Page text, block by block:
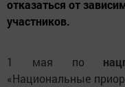
отказаться от
участников.
1 мая по
«Национальные